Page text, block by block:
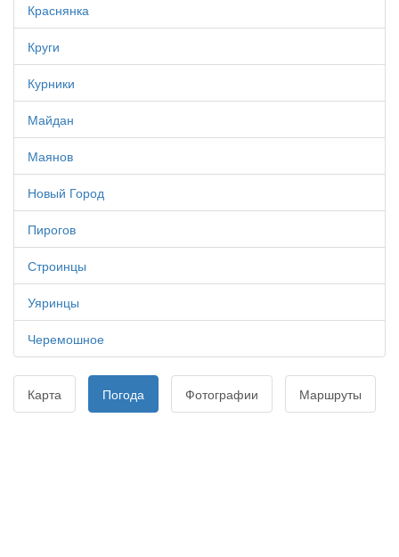
Краснянка
Круги
Курники
Майдан
Маянов
Новый Город
Пирогов
Строинцы
Уяринцы
Черемошное
Карта Погода Фотографии Маршруты